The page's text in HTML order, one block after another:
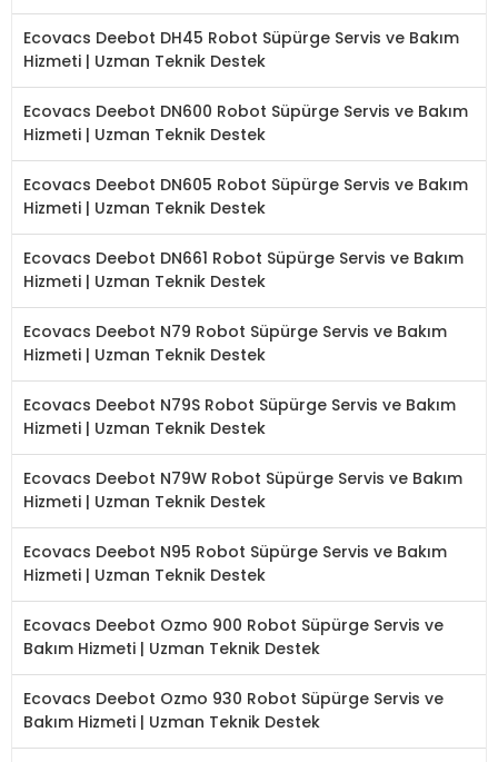
Ecovacs Deebot DH45 Robot Süpürge Servis ve Bakım
Hizmeti | Uzman Teknik Destek
Ecovacs Deebot DN600 Robot Süpürge Servis ve Bakım
Hizmeti | Uzman Teknik Destek
Ecovacs Deebot DN605 Robot Süpürge Servis ve Bakım
Hizmeti | Uzman Teknik Destek
Ecovacs Deebot DN661 Robot Süpürge Servis ve Bakım
Hizmeti | Uzman Teknik Destek
Ecovacs Deebot N79 Robot Süpürge Servis ve Bakım
Hizmeti | Uzman Teknik Destek
Ecovacs Deebot N79S Robot Süpürge Servis ve Bakım
Hizmeti | Uzman Teknik Destek
Ecovacs Deebot N79W Robot Süpürge Servis ve Bakım
Hizmeti | Uzman Teknik Destek
Ecovacs Deebot N95 Robot Süpürge Servis ve Bakım
Hizmeti | Uzman Teknik Destek
Ecovacs Deebot Ozmo 900 Robot Süpürge Servis ve
Bakım Hizmeti | Uzman Teknik Destek
Ecovacs Deebot Ozmo 930 Robot Süpürge Servis ve
Bakım Hizmeti | Uzman Teknik Destek